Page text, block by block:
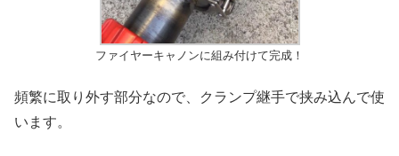
ファイヤーキャノンに組み付けて完成！
頻繁に取り外す部分なので、クランプ継手で挟み込んで使
います。